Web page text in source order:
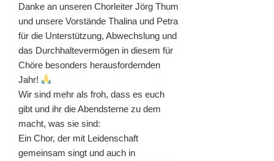
Danke an unseren Chorleiter Jörg Thum
und unsere Vorstände Thalina und Petra
für die Unterstützung, Abwechslung und
das Durchhaltevermögen in diesem für
Chöre besonders herausfordernden
Jahr!
Wir sind mehr als froh, dass es euch
gibt und ihr die Abendsterne zu dem
macht, was sie sind:
Ein Chor, der mit Leidenschaft
gemeinsam singt und auch in